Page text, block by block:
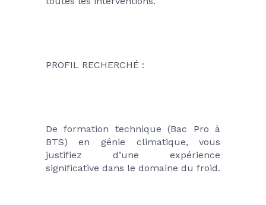
PROFIL RECHERCHÉ :
De formation technique (Bac Pro à
BTS) en génie climatique, vous
justifiez d’une expérience
significative dans le domaine du froid.